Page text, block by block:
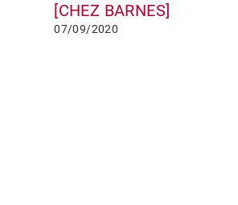
[CHEZ BARNES]
07/09/2020